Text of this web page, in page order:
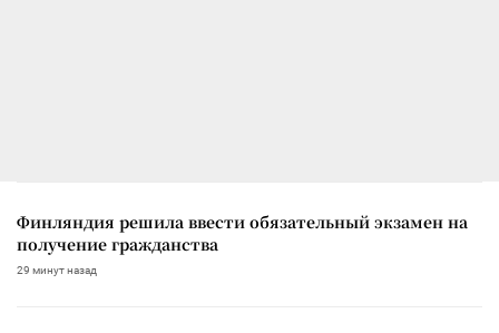
Финляндия решила ввести обязательный экзамен на
получение гражданства
29 минут назад